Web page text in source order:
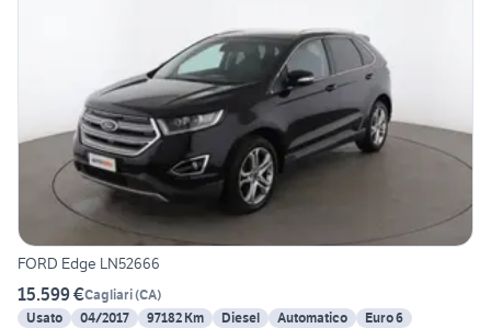
FORD Edge LN52666
15.599 €Cagliari(CA)
Usato
04/2017 97182 Km Diesel Automatico
Euro 6